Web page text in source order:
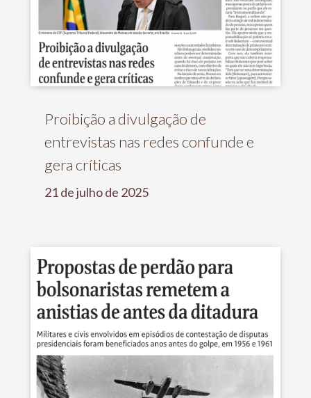
Proibição a divulgação de
entrevistas nas redes confunde e
gera críticas
21 de julho de 2025